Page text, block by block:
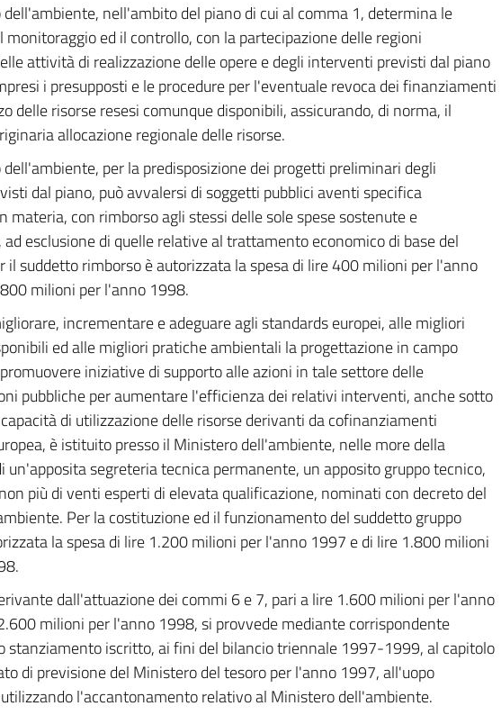
nell'ambito del piano di cui al comma 1, determina le
monitoraggio ed il controllo, con la partecipazione delle regioni
attività di realizzazione delle opere e degli interventi previsti dal piano
i presupposti e le procedure per l'eventuale revoca dei finanziamenti
delle risorse resesi comunque disponibili, assicurando, di norma, il
allocazione regionale delle risorse.
per la predisposizione dei progetti preliminari degli
dal piano, può avvalersi di soggetti pubblici aventi specifica
materia, con rimborso agli stessi delle sole spese sostenute e
esclusione di quelle relative al trattamento economico di base del
il suddetto rimborso è autorizzata la spesa di lire 400 milioni per l'anno
milioni per l'anno 1998.
incrementare e adeguare agli standards europei, alle migliori
ed alle migliori pratiche ambientali la progettazione in campo
iniziative di supporto alle azioni in tale settore delle
pubbliche per aumentare l'efficienza dei relativi interventi, anche sotto
di utilizzazione delle risorse derivanti da cofinanziamenti
è istituito presso il Ministero dell'ambiente, nelle more della
un'apposita segreteria tecnica permanente, un apposito gruppo tecnico,
più di venti esperti di elevata qualificazione, nominati con decreto del
Per la costituzione ed il funzionamento del suddetto gruppo
la spesa di lire 1.200 milioni per l'anno 1997 e di lire 1.800 milioni
dall'attuazione dei commi 6 e 7, pari a lire 1.600 milioni per l'anno
milioni per l'anno 1998, si provvede mediante corrispondente
stanziamento iscritto, ai fini del bilancio triennale 1997-1999, al capitolo
di previsione del Ministero del tesoro per l'anno 1997, all'uopo
l'accantonamento relativo al Ministero dell'ambiente.